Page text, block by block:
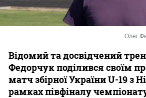
Олег
Відомий та досвідчений
Федорчук поділився своїм
матч збірної України U-19 з
рамках півфіналу